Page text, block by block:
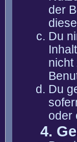
der
Du
nicht
Du
oder
4.